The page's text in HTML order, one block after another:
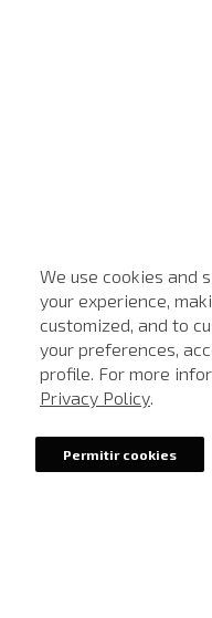
We use cookies and
your experience,
customized, and to
your preferences,
profile. For more
Privacy Policy.
Permitir cookies